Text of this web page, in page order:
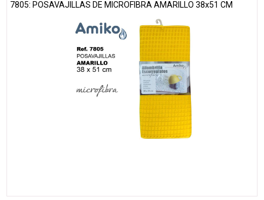
7805: POSAVAJILLAS DE MICROFIBRA AMARILLO 38x51 CM